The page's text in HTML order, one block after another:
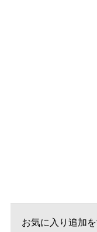
お気に入り追加